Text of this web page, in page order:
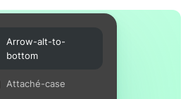
Arrow-alt-to-
bottom
Attaché-case